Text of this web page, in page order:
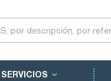
SERVICIOS